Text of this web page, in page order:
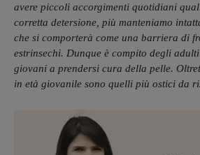
avere piccoli accorgimenti quotidiani
corretta detersione, più manteniamo
che si comporterà come una barriera di
estrinsechi. Dunque è compito degli
giovani a prendersi cura della pelle.
in età giovanile sono quelli più ostici da